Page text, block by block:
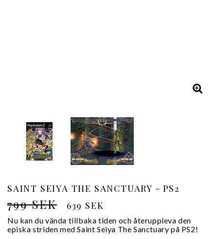
SAINT SEIYA THE SANCTUARY - PS2
799 SEK 639 SEK
Nu kan du vända tillbaka tiden och återuppleva den
episka striden med Saint Seiya The Sanctuary på PS2!